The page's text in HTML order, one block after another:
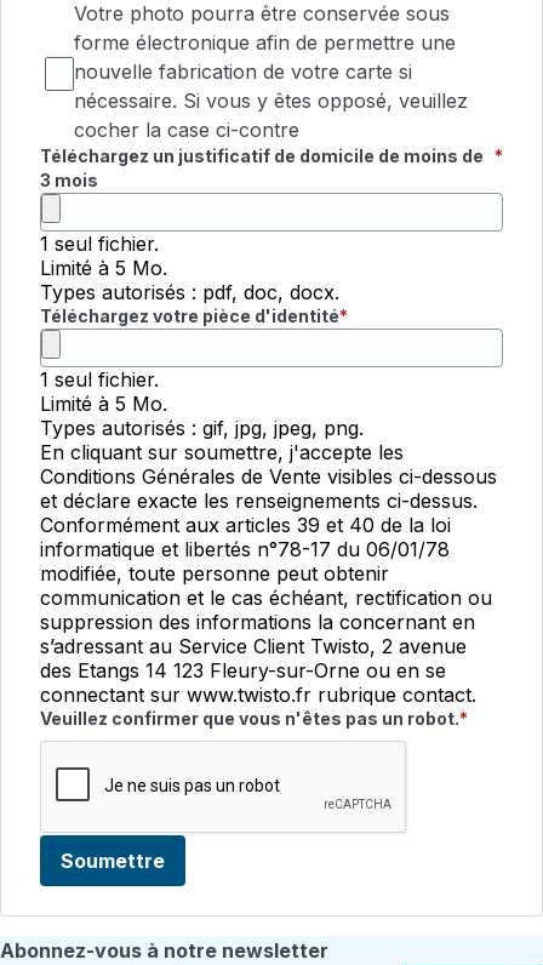
Votre photo pourra être conservée sous
forme électronique afin de permettre une
nouvelle fabrication de votre carte si
nécessaire. Si vous y êtes opposé, veuillez
cocher la case ci-contre
Téléchargez un justificatif de domicile de moins de
3 mois
1 seul fichier.
Limité à 5 Mo.
Types autorisés : pdf, doc, docx.
Téléchargez votre pièce d'identité
1 seul fichier.
Limité à 5 Mo.
Types autorisés : gif, jpg, jpeg, png.
En cliquant sur soumettre, j'accepte les
Conditions Générales de Vente visibles ci-dessous
et déclare exacte les renseignements ci-dessus.
Conformément aux articles 39 et 40 de la loi
informatique et libertés n°78-17 du 06/01/78
modifiée, toute personne peut obtenir
communication et le cas échéant, rectification ou
suppression des informations la concernant en
s’adressant au Service Client Twisto, 2 avenue
des Etangs 14 123 Fleury-sur-Orne ou en se
connectant sur www.twisto.fr rubrique contact.
Champ requis
Veuillez confirmer que vous n'êtes pas un robot.
Soumettre
Abonnez-vous à notre newsletter